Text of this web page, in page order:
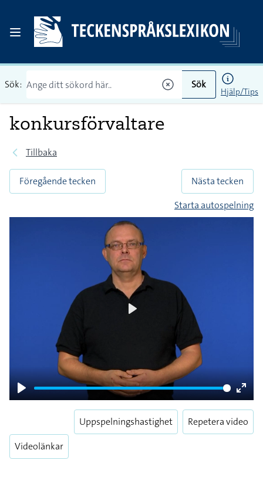
Sök: Sök
Hjälp/Tips
konkursförvaltare
Tillbaka
Föregående tecken
Nästa tecken
Starta autospelning
Play
Enter
Videolänkar
Uppspelningshastighet Repetera video